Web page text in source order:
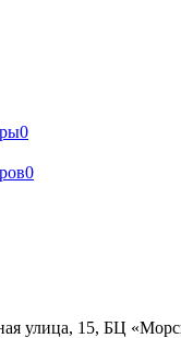
0
0
улица, 15, БЦ